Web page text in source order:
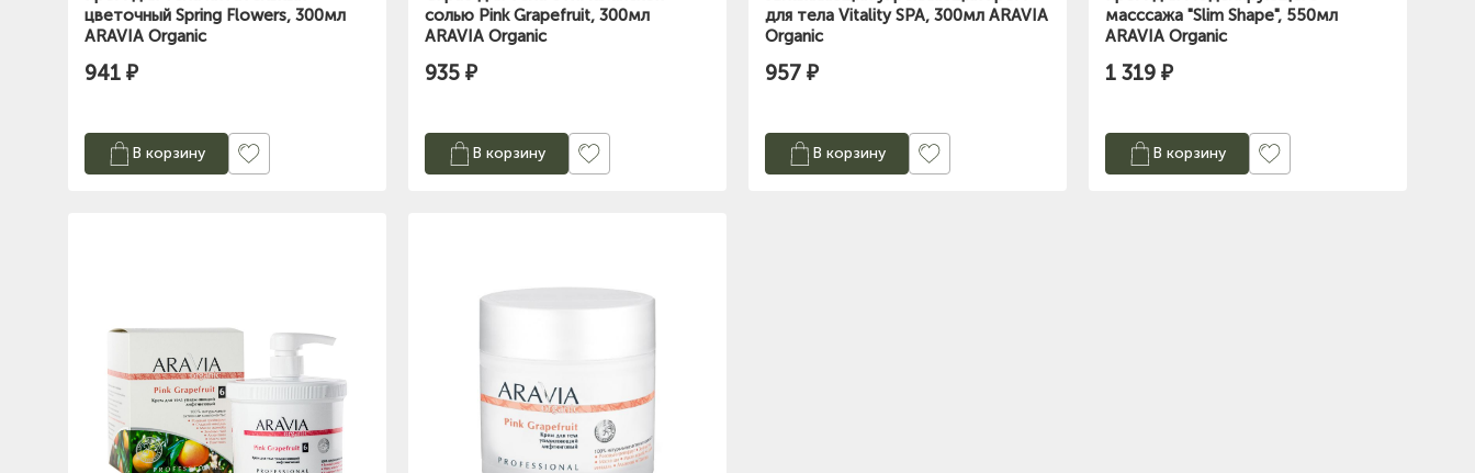
цветочный Spring Flowers, 300мл
ARAVIA Organic
941 ₽
В корзину
солью Pink Grapefruit, 300мл
ARAVIA Organic
935 ₽
В корзину
для тела Vitality SPA, 300мл ARAVIA
Organic
957 ₽
В корзину
масссажа "Slim Shape", 550мл
ARAVIA Organic
1 319 ₽
В корзину